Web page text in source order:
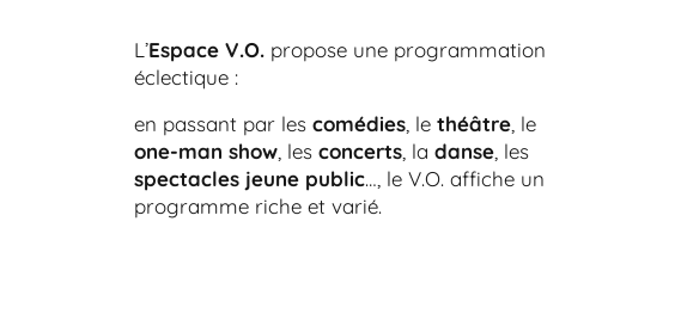
L’Espace V.O. propose une programmation
éclectique :
en passant par les comédies , le théâtre , le
one-man show , les concerts , la danse , les
spectacles jeune public…, le V.O. affiche un
programme riche et varié.